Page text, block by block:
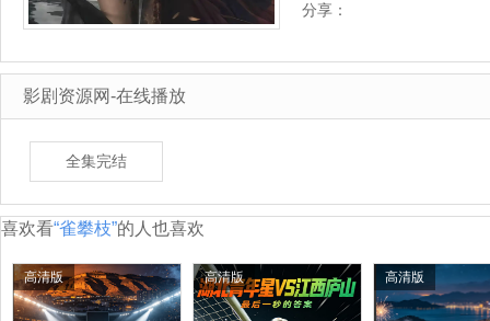
分享：
影剧资源网-在线播放
全集完结
喜欢看“雀攀枝”的人也喜欢
高清版 高清版 高清版